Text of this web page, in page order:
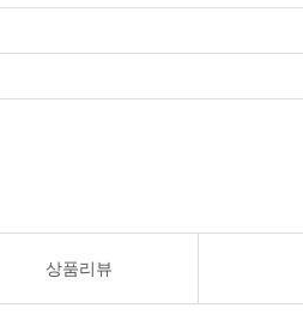
상품리뷰